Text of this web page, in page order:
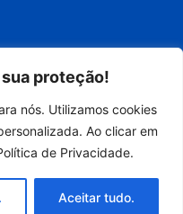
proteção!
nós. Utilizamos cookies
Ao clicar em
de Privacidade.
Aceitar tudo.